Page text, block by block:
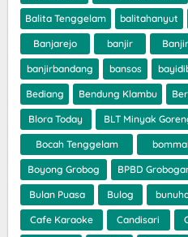
Balita Tenggelam balitahanyut
Banjarejo banjir
banjirbandang bansos
Bediang Bendung Klambu
Blora Today BLT Minyak
Bocah Tenggelam
Boyong Grobog BPBD
Bulan Puasa Bulog
Cafe Karaoke Candisari